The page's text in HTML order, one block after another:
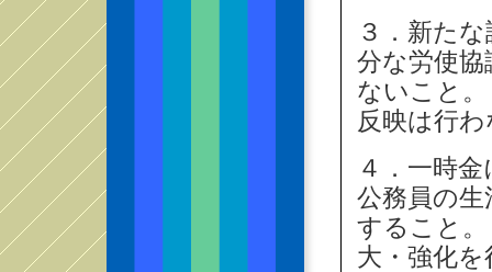
３．新た
分な労使
ないこと
反映は行
４．一時
公務員の
すること
大・強化